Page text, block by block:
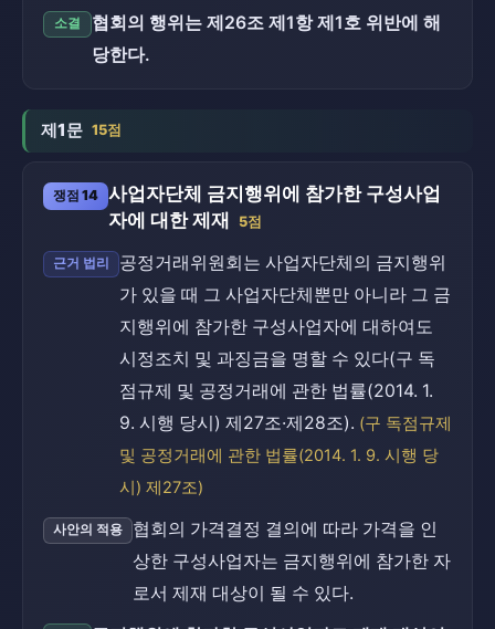
소결
협회의 행위는 제26조 제1항 제1호 위반에 해
당한다.
제1문 15점
쟁점 14 사업자단체 금지행위에 참가한 구성사업
자에 대한 제재
5점
근거 법리
공정거래위원회는 사업자단체의 금지행위
가 있을 때 그 사업자단체뿐만 아니라 그 금
지행위에 참가한 구성사업자에 대하여도
시정조치 및 과징금을 명할 수 있다(구 독
점규제 및 공정거래에 관한 법률(2014. 1.
9. 시행 당시) 제27조·제28조). (구 독점규제
및 공정거래에 관한 법률(2014. 1. 9. 시행 당
시) 제27조)
사안의 적용
협회의 가격결정 결의에 따라 가격을 인
상한 구성사업자는 금지행위에 참가한 자
로서 제재 대상이 될 수 있다.